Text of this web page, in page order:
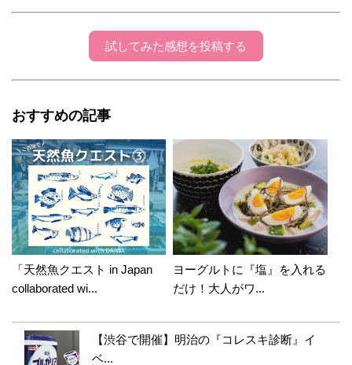
試してみた感想を投稿する
おすすめの記事
「天然魚クエスト in Japan
collaborated wi...
ヨーグルトに『塩』を入れる
だけ！大人がワ...
【渋谷で開催】明治の『コレスキ診断』イ
ベ...